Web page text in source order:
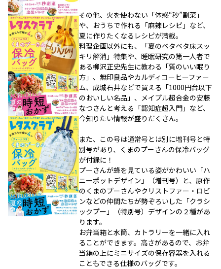
その他、火を使わない「体感“秒”副菜」
や、おうちで作れる「麻辣レシピ」など、
夏に作りたくなるレシピが満載。
料理企画以外にも、「夏のベタベタ床スッ
キリ解消」特集や、睡眠研究の第一人者で
ある柳沢正史先生に教わる「質のいい眠り
方」、無印良品やカルディコーヒーファー
ム、成城石井などで買える「1000円台以下
のおいしい名品」、メイプル超合金の安藤
なつさんと考える「認知症超入門」など、
今知りたい情報が盛りだくさん。
また、この号は通常号とは別に増刊号と特
別号があり、くまのプーさんの保冷バッグ
が付録に！
プーさんが蜂を見ている姿がかわいい「ハ
ニーポットデザイン」（増刊号）と、原作
のくまのプーさんやクリストファー・ロビ
ンなどの仲間たちが勢ぞろいした「クラシ
ックプー」（特別号）デザインの２種があ
ります。
お弁当箱と水筒、カトラリーを一緒に入れ
ることができます。高さがあるので、お弁
当箱の上にミニサイズの保存容器を入れる
こともできる仕様のバッグです。